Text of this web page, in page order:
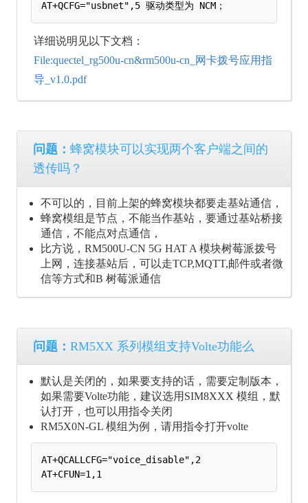
详细说明见以下文档：
File:quectel_rg500u-cn&rm500u-cn_网卡拨号应用指
导_v1.0.pdf
问题： 蜂窝模块可以实现两个客户端之间的
透传吗？
不可以的，目前上架的蜂窝模块都要走基站通信，
蜂窝模组是节点，不能当作基站，要通过基站桥接
通信，不能点对点通信，
比方说，RM500U-CN 5G HAT A 模块树莓派拨号
上网，连接基站后，可以走TCP,MQTT,邮件或者微
信等方式和B 树莓派通信
问题： RM5XX 系列模组支持Volte功能么
默认是关闭的，如果要支持的话，需要定制版本，
如果需要Volte功能，建议选用SIM8XXX 模组，默
认打开，也可以用指令关闭
RM5X0N-GL 模组为例，请用指令打开volte
AT+QCALLCFG="voice_disable",2